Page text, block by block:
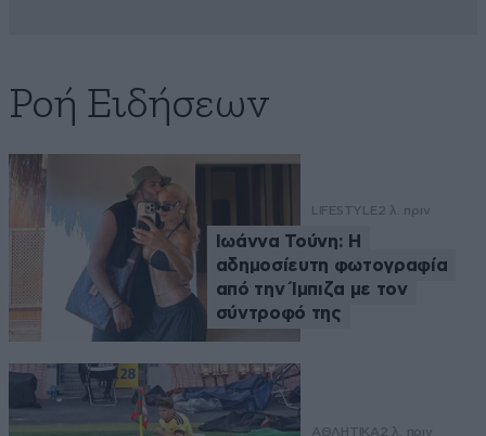
Ροή Ειδήσεων
LIFESTYLE2 λ. πριν
Ιωάννα Τούνη: Η
αδημοσίευτη φωτογραφία
από την Ίμπιζα με τον
σύντροφό της
ΑΘΛΗΤΙΚΑ 2 λ. πριν